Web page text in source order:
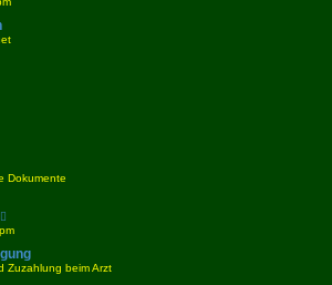
Dokumente
e
w
t
h
Zuzahlung beim Arzt